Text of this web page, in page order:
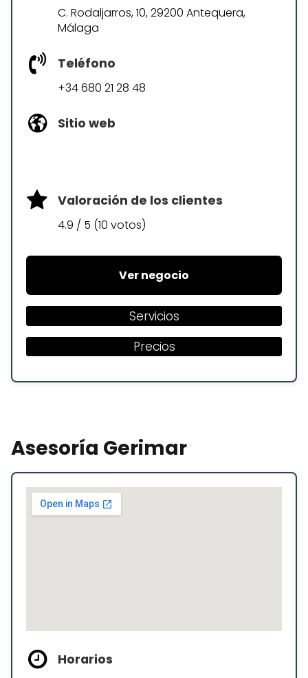
C. Rodaljarros, 10, 29200 Antequera,
Málaga
Teléfono
+34 680 21 28 48
Sitio web
Valoración de los clientes
4.9 / 5 (10 votos)
Ver negocio
Servicios
Precios
Asesoría Gerimar
Horarios